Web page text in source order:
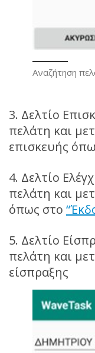
Αναζήτηση
3. Δελτίο
πελάτη και
επισκευής
4. Δελτίο
πελάτη και
όπως στο
5. Δελτίο
πελάτη και
είσπραξης